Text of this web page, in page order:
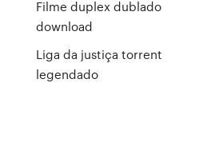
Filme duplex dublado
download
Liga da justiça torrent
legendado